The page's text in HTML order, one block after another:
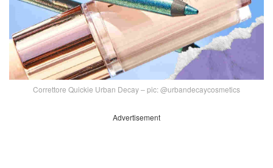
Correttore Quickie Urban Decay – pic: @urbandecaycosmetics
Advertisement